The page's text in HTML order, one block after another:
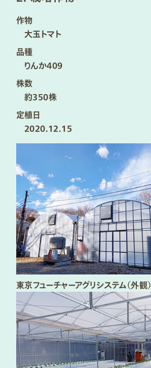
作物
大玉トマト
品種
りんか409
株数
約350株​
定植日
2020.12.15​
東京フューチャーアグリシステム（外観）​